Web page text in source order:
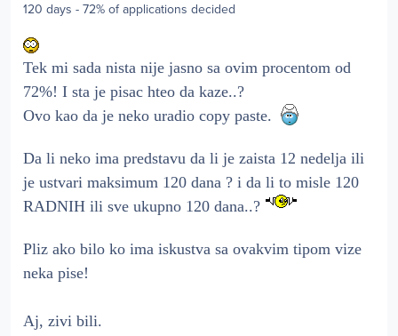
120 days - 72% of applications decided
Tek mi sada nista nije jasno sa ovim procentom od
72%! I sta je pisac hteo da kaze..?
Ovo kao da je neko uradio copy paste.
Da li neko ima predstavu da li je zaista 12 nedelja ili
je ustvari maksimum 120 dana ? i da li to misle 120
RADNIH ili sve ukupno 120 dana..?
Pliz ako bilo ko ima iskustva sa ovakvim tipom vize
neka pise!
Aj, zivi bili.